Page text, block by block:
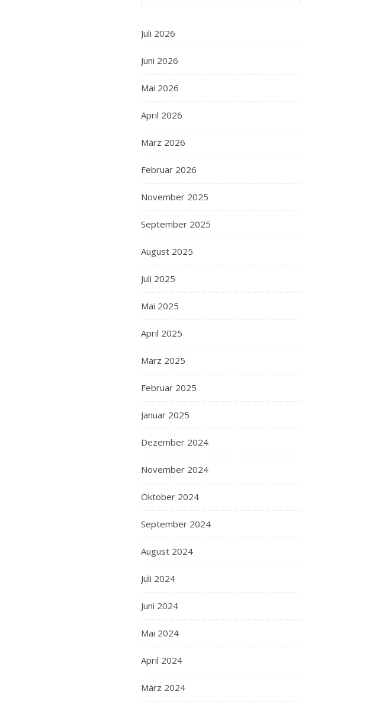
Juli 2026
Juni 2026
Mai 2026
April 2026
März 2026
Februar 2026
November 2025
September 2025
August 2025
Juli 2025
Mai 2025
April 2025
März 2025
Februar 2025
Januar 2025
Dezember 2024
November 2024
Oktober 2024
September 2024
August 2024
Juli 2024
Juni 2024
Mai 2024
April 2024
März 2024